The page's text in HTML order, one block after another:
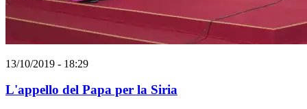
13/10/2019 - 18:29
L'appello del Papa per la Siria